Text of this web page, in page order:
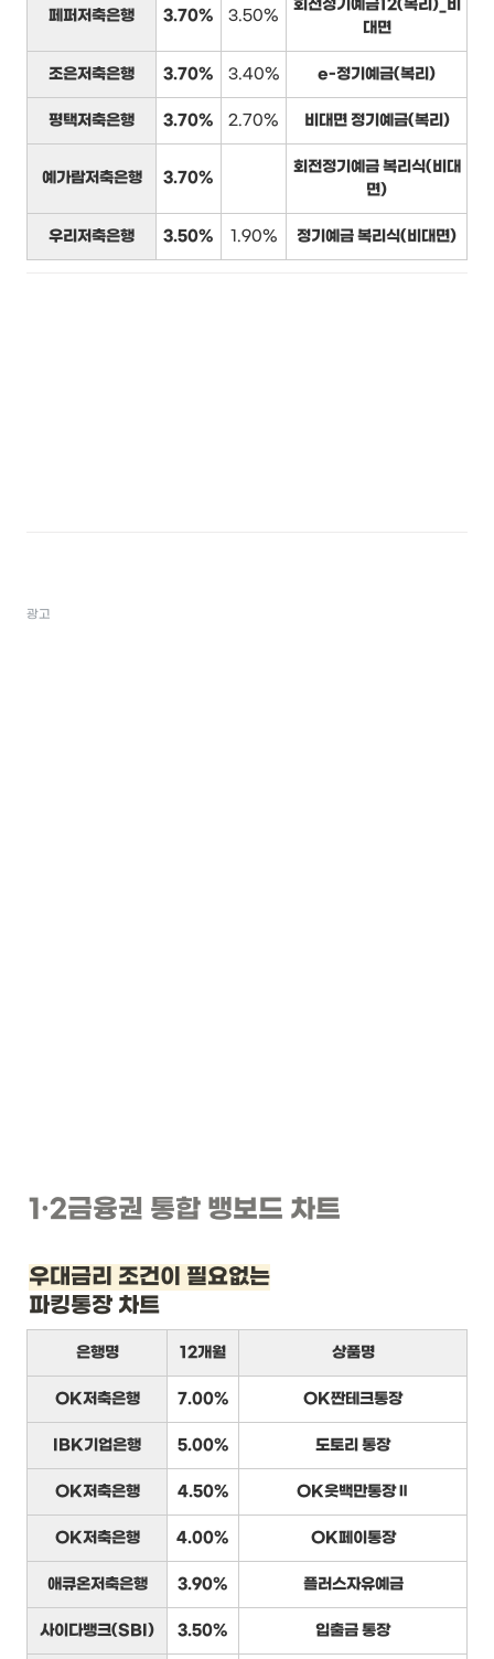
페퍼저축은행 3.70% 3.50%
회전정기예금12(복리)_비
대면
조은저축은행 3.70% 3.40% e-정기예금(복리)
평택저축은행 3.70% 2.70% 비대면 정기예금(복리)
예가람저축은행 3.70%
회전정기예금 복리식(비대
면)
우리저축은행 3.50% 1.90% 정기예금 복리식(비대면)
광고
1 ·2금융권 통합 뱅보드 차트
우대금리 조건이 필요없는
파킹통장 차트
은행명 12개월 상품명
OK저축은행 7.00% OK짠테크통장
IBK기업은행 5.00% 도토리 통장
OK저축은행 4.50% OK읏백만통장Ⅱ
OK저축은행 4.00% OK페이통장
애큐온저축은행 3.90% 플러스자유예금
사이다뱅크(SBI) 3.50% 입출금 통장